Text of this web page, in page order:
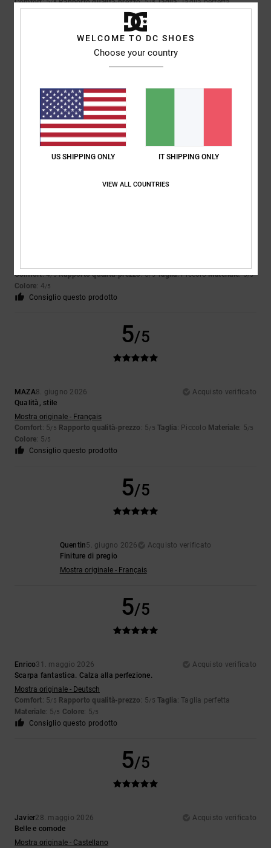
Comfort: 5/5 Rapporto qualità-prezzo: 5/5 Taglia: Taglia perfetta
5/5
Sebastien30. giugno 2026
Quel paio di scarpe è bello
Mostra originale - Français
4/5
Comfort: 4/5 Rapporto qualità-prezzo: 5/5 Taglia: PiccoloMateriale: 5/5
Colore: 4/5
Consiglio questo prodotto
5/5
MAZA8. giugno 2026
Acquisto verificato
Qualità, stile
Mostra originale - Français
Comfort: 5/5 Rapporto qualità-prezzo : 5/5 Taglia: Piccolo Materiale: 5/5
Colore: 5/5
Consiglio questo prodotto
5/5
Quentin5. giugno 2026
Acquisto verificato
Finiture di pregio
Mostra originale - Français
5/5
Enrico31. maggio 2026
Acquisto verificato
Scarpa fantastica. Calza alla perfezione.
Mostra originale - Deutsch
Comfort: 5/5 Rapporto qualità-prezzo : 5/5 Taglia: Taglia perfetta
Materiale: 5/5 Colore: 5/5
Consiglio questo prodotto
5/5
Javier28. maggio 2026
Acquisto verificato
Belle e comode
Mostra originale - Castellano
WELCOME TO DC SHOES
Choose your country
US SHIPPING ONLY IT SHIPPING ONLY
VIEW ALL COUNTRIES